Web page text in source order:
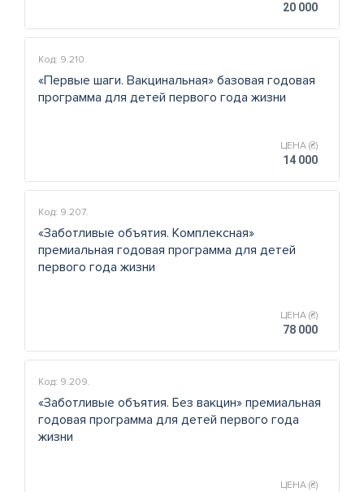
20 000
Код: 9.210.
«Первые шаги. Вакцинальная» базовая годовая
программа для детей первого года жизни
ЦЕНА (₴)
14 000
Код: 9.207.
«Заботливые объятия. Комплексная»
премиальная годовая программа для детей
первого года жизни
ЦЕНА (₴)
78 000
Код: 9.209.
«Заботливые объятия. Без вакцин» премиальная
годовая программа для детей первого года
жизни
ЦЕНА (₴)